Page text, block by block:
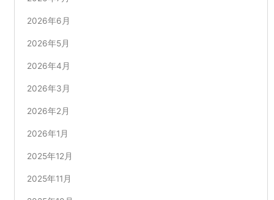
2026年6月
2026年5月
2026年4月
2026年3月
2026年2月
2026年1月
2025年12月
2025年11月